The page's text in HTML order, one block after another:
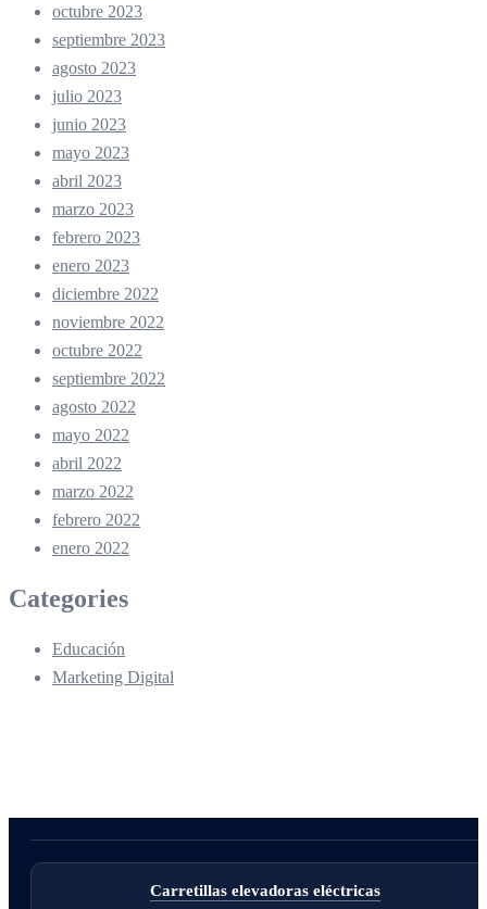
octubre 2023
septiembre 2023
agosto 2023
julio 2023
junio 2023
mayo 2023
abril 2023
marzo 2023
febrero 2023
enero 2023
diciembre 2022
noviembre 2022
octubre 2022
septiembre 2022
agosto 2022
mayo 2022
abril 2022
marzo 2022
febrero 2022
enero 2022
Categories
Educación
Marketing Digital
Carretillas elevadoras eléctricas